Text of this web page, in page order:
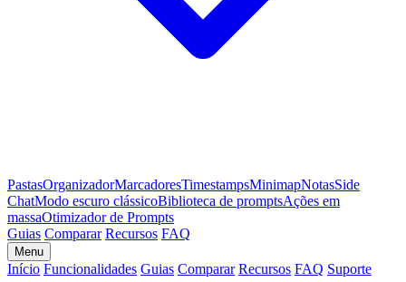
PastasOrganizadorMarcadoresTimestampsMinimapNotasSide
ChatModo escuro clássicoBiblioteca de promptsAções em
massaOtimizador de Prompts
Guias Comparar Recursos FAQ
Menu
Início Funcionalidades Guias Comparar Recursos FAQ Suporte